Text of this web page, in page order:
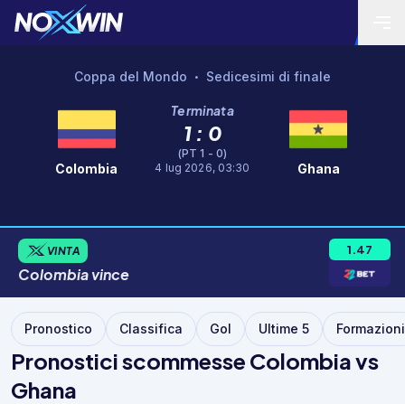
Coppa del Mondo • Sedicesimi di finale
Colombia
Terminata
1 : 0
(PT 1 - 0)
4 lug 2026, 03:30
Ghana
VINTA
Colombiavince
1.47
Pronostico Classifica Gol Ultime 5 Formazioni
Pronostici scommesse Colombia vs
Ghana